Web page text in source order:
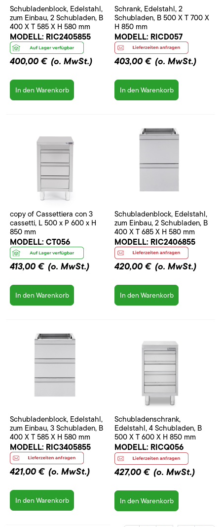
Schubladenblock, Edelstahl,
zum Einbau, 2 Schubladen, B
400 X T 585 X H 580 mm
MODELL: RIC2405855
400,00 € (o. MwSt.)
In den Warenkorb
Schrank, Edelstahl, 2
Schubladen, B 500 X T 700 X
H 850 mm
MODELL: RICD057
403,00 € (o. MwSt.)
In den Warenkorb
copy of Cassettiera con 3
cassetti, L 500 x P 600 x H
850 mm
MODELL: CT056
413,00 € (o. MwSt.)
In den Warenkorb
Schubladenblock, Edelstahl,
zum Einbau, 2 Schubladen, B
400 X T 685 X H 580 mm
MODELL: RIC2406855
420,00 € (o. MwSt.)
In den Warenkorb
Schubladenblock, Edelstahl,
zum Einbau, 3 Schubladen, B
400 X T 585 X H 580 mm
MODELL: RIC3405855
421,00 € (o. MwSt.)
In den Warenkorb
Schubladenschrank,
Edelstahl, 4 Schubladen, B
500 X T 600 X H 850 mm
MODELL: RICQ056
427,00 € (o. MwSt.)
In den Warenkorb